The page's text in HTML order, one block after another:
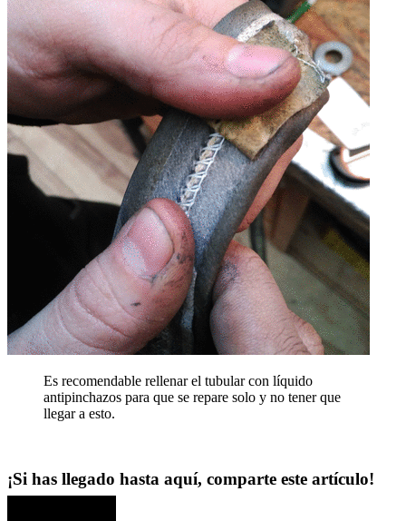
Es recomendable rellenar el tubular con líquido
antipinchazos para que se repare solo y no tener que
llegar a esto.
¡Si has llegado hasta aquí, comparte este artículo!